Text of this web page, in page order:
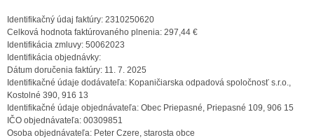
Identifikačný údaj faktúry: 2310250620
Celková hodnota faktúrovaného plnenia: 297,44 €
Identifikácia zmluvy: 50062023
Identifikácia objednávky:
Dátum doručenia faktúry: 11. 7. 2025
Identifikačné údaje dodávateľa: Kopaničiarska odpadová spoločnosť s.r.o.,
Kostolné 390, 916 13
Identifikačné údaje objednávateľa: Obec Priepasné, Priepasné 109, 906 15
IČO objednávateľa: 00309851
Osoba objednávateľa: Peter Czere, starosta obce